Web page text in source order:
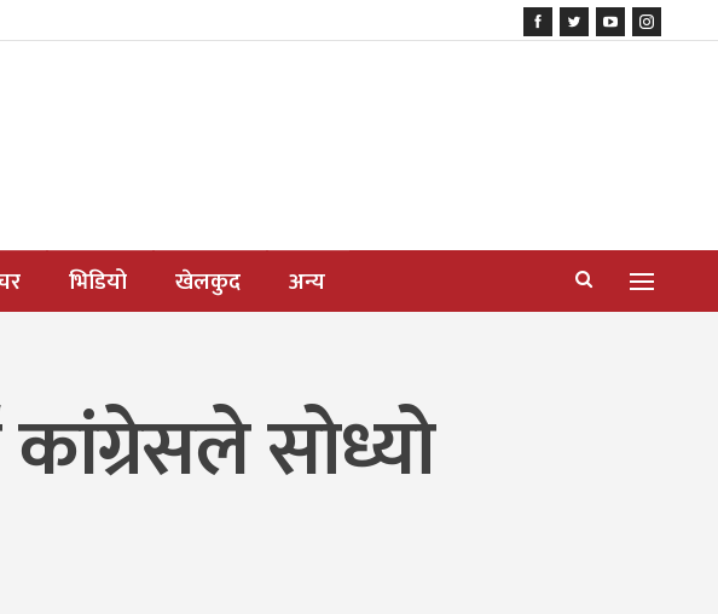
भिडियो खेलकुद अन्य
सोध्यो